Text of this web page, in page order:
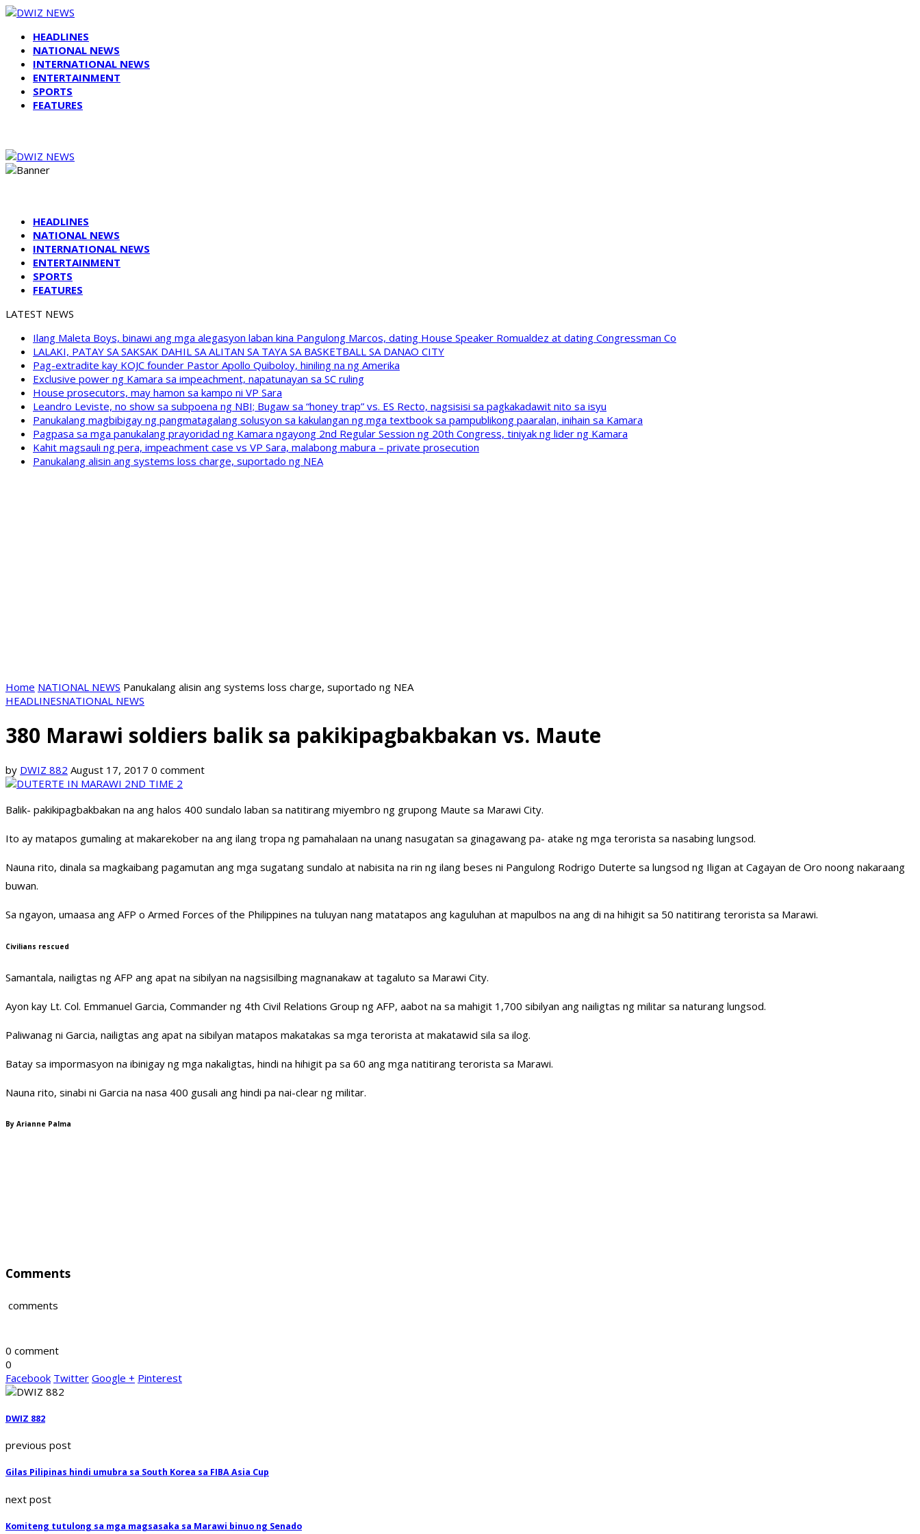
HEADLINES
NATIONAL NEWS
INTERNATIONAL NEWS
ENTERTAINMENT
SPORTS
FEATURES
HEADLINES
NATIONAL NEWS
INTERNATIONAL NEWS
ENTERTAINMENT
SPORTS
FEATURES
LATEST NEWS
Ilang Maleta Boys, binawi ang mga alegasyon laban kina Pangulong Marcos, dating House Speaker Romualdez at dating Congressman Co
LALAKI, PATAY SA SAKSAK DAHIL SA ALITAN SA TAYA SA BASKETBALL SA DANAO CITY
Pag-extradite kay KOJC founder Pastor Apollo Quiboloy, hiniling na ng Amerika
Exclusive power ng Kamara sa impeachment, napatunayan sa SC ruling
House prosecutors, may hamon sa kampo ni VP Sara
Leandro Leviste, no show sa subpoena ng NBI; Bugaw sa “honey trap” vs. ES Recto, nagsisisi sa pagkakadawit nito sa isyu
Panukalang magbibigay ng pangmatagalang solusyon sa kakulangan ng mga textbook sa pampublikong paaralan, inihain sa Kamara
Pagpasa sa mga panukalang prayoridad ng Kamara ngayong 2nd Regular Session ng 20th Congress, tiniyak ng lider ng Kamara
Kahit magsauli ng pera, impeachment case vs VP Sara, malabong mabura – private prosecution
Panukalang alisin ang systems loss charge, suportado ng NEA
Home NATIONAL NEWS Panukalang alisin ang systems loss charge, suportado ng NEA
HEADLINESNATIONAL NEWS
380 Marawi soldiers balik sa pakikipagbakbakan vs. Maute
by DWIZ 882 August 17, 2017 0 comment
Balik- pakikipagbakbakan na ang halos 400 sundalo laban sa natitirang miyembro ng grupong Maute sa Marawi City.
Ito ay matapos gumaling at makarekober na ang ilang tropa ng pamahalaan na unang nasugatan sa ginagawang pa- atake ng mga terorista sa nasabing lungsod.
Nauna rito, dinala sa magkaibang pagamutan ang mga sugatang sundalo at nabisita na rin ng ilang beses ni Pangulong Rodrigo Duterte sa lungsod ng Iligan at Cagayan de Oro noong nakaraang
buwan.
Sa ngayon, umaasa ang AFP o Armed Forces of the Philippines na tuluyan nang matatapos ang kaguluhan at mapulbos na ang di na hihigit sa 50 natitirang terorista sa Marawi.
Civilians rescued
Samantala, nailigtas ng AFP ang apat na sibilyan na nagsisilbing magnanakaw at tagaluto sa Marawi City.
Ayon kay Lt. Col. Emmanuel Garcia, Commander ng 4th Civil Relations Group ng AFP, aabot na sa mahigit 1,700 sibilyan ang nailigtas ng militar sa naturang lungsod.
Paliwanag ni Garcia, nailigtas ang apat na sibilyan matapos makatakas sa mga terorista at makatawid sila sa ilog.
Batay sa impormasyon na ibinigay ng mga nakaligtas, hindi na hihigit pa sa 60 ang mga natitirang terorista sa Marawi.
Nauna rito, sinabi ni Garcia na nasa 400 gusali ang hindi pa nai-clear ng militar.
By Arianne Palma
Comments
comments
0 comment
0
Facebook Twitter Google + Pinterest
DWIZ 882
previous post
Gilas Pilipinas hindi umubra sa South Korea sa FIBA Asia Cup
next post
Komiteng tutulong sa mga magsasaka sa Marawi binuo ng Senado